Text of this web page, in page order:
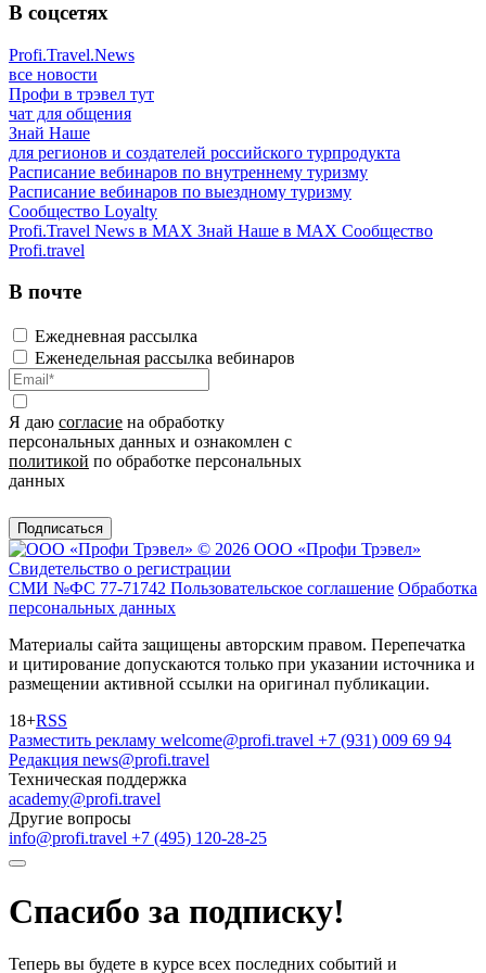
В соцсетях
Profi.Travel.News
все новости
Профи в трэвел тут
чат для общения
Знай Наше
для регионов и создателей российского турпродукта
Расписание вебинаров по внутреннему туризму
Расписание вебинаров по выездному туризму
Сообщество Loyalty
Profi.Travel News в MAX Знай Наше в MAX Сообщество
Profi.travel
В почте
Ежедневная рассылка
Еженедельная рассылка вебинаров
Я даю согласие на обработку
персональных данных и ознакомлен с
политикой по обработке персональных
данных
Подписаться
© 2026 ООО «Профи Трэвeл»
Свидетельство о регистрации
СМИ №ФС 77-71742 Пользовательское соглашение Обработка
персональных данных
Материалы сайта защищены авторским правом. Перепечатка
и цитирование допускаются только при указании источника и
размещении активной ссылки на оригинал публикации.
18+RSS
Разместить рекламу welcome@profi.travel +7 (931) 009 69 94
Редакция news@profi.travel
Техническая поддержка
academy@profi.travel
Другие вопросы
info@profi.travel +7 (495) 120-28-25
Спасибо за подписку!
Теперь вы будете в курсе всех последних событий и